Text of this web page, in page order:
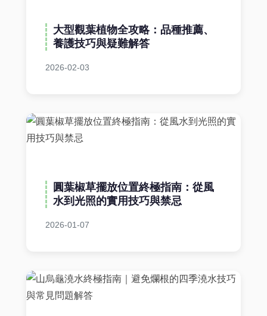
大型觀葉植物全攻略：品種推薦、
養護技巧與疑難解答
2026-02-03
圓葉椒草擺放位置終極指南：從風
水到光照的實用技巧與禁忌
2026-01-07